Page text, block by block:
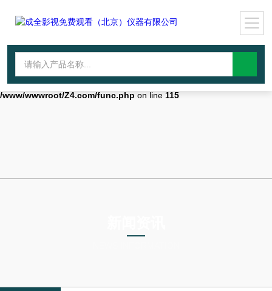
Warning: mkdir(): No space left on device in
file_put_contents(./cachefile_yuan/wwyjgs.com/cache/2c/eddca/
failed to open stream: No such file or directory in
/www/wwwroot/Z4.com/func.php on line 115